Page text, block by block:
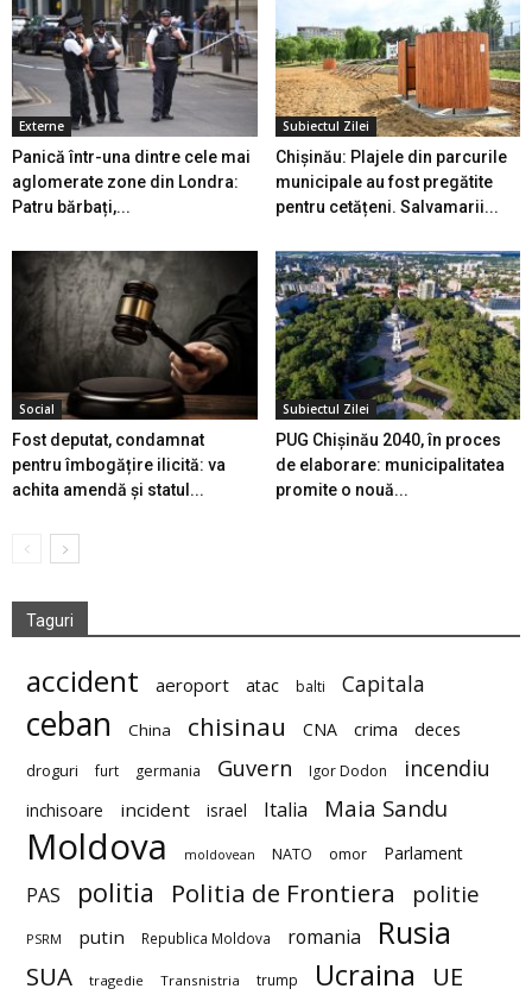
Externe
Panică într-una dintre cele mai
aglomerate zone din Londra:
Patru bărbați,...
Subiectul Zilei
Chișinău: Plajele din parcurile
municipale au fost pregătite
pentru cetățeni. Salvamarii...
Social
Fost deputat, condamnat
pentru îmbogățire ilicită: va
achita amendă și statul...
Subiectul Zilei
PUG Chișinău 2040, în proces
de elaborare: municipalitatea
promite o nouă...
Taguri
accident aeroport atac balti Capitala
ceban China chisinau CNA crima deces
droguri furt germania Guvern Igor Dodon incendiu
inchisoare incident israel Italia Maia Sandu
Moldova moldovean NATO omor Parlament
PAS politia Politia de Frontiera politie
PSRM putin Republica Moldova romania Rusia
SUA tragedie Transnistria trump Ucraina UE